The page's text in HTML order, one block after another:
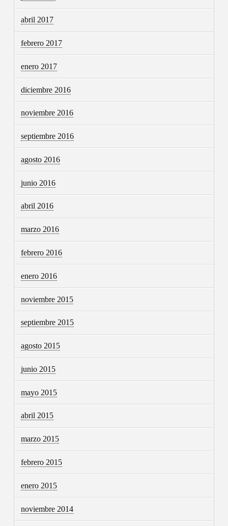
abril 2017
febrero 2017
enero 2017
diciembre 2016
noviembre 2016
septiembre 2016
agosto 2016
junio 2016
abril 2016
marzo 2016
febrero 2016
enero 2016
noviembre 2015
septiembre 2015
agosto 2015
junio 2015
mayo 2015
abril 2015
marzo 2015
febrero 2015
enero 2015
noviembre 2014